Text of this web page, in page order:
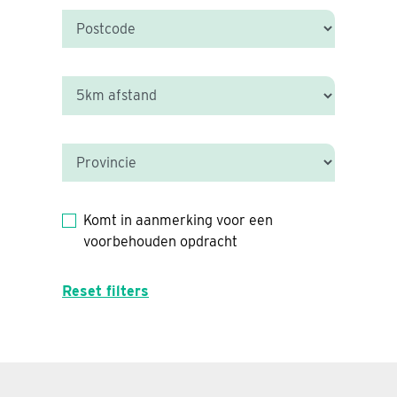
Komt in aanmerking voor een
voorbehouden opdracht
Reset filters